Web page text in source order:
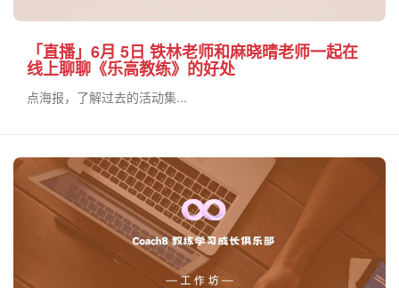
「直播」6月 5日 铁林老师和麻晓晴老师一起在
线上聊聊《乐高教练》的好处
点海报，了解过去的活动集...